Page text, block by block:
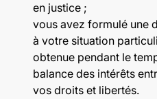
en justice ;
vous avez formulé une
à votre situation
obtenue pendant le
balance des intérêts
vos droits et libertés.